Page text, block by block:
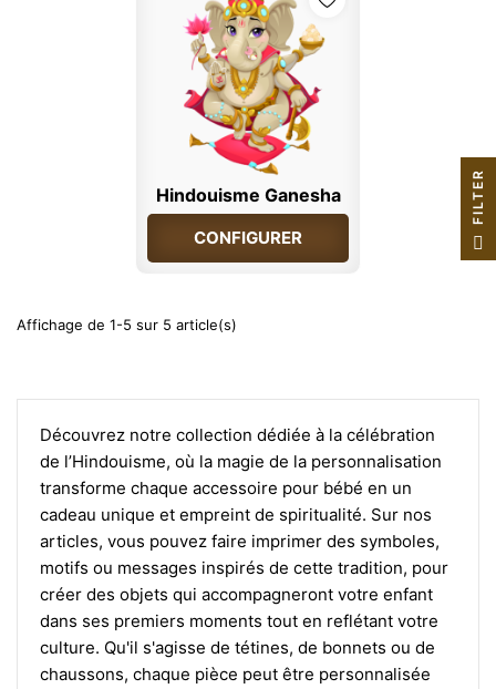
Hindouisme Ganesha
CONFIGURER
Affichage de 1-5 sur 5 article(s)
Découvrez notre collection dédiée à la célébration
de l’Hindouisme, où la magie de la personnalisation
transforme chaque accessoire pour bébé en un
cadeau unique et empreint de spiritualité. Sur nos
articles, vous pouvez faire imprimer des symboles,
motifs ou messages inspirés de cette tradition, pour
créer des objets qui accompagneront votre enfant
dans ses premiers moments tout en reflétant votre
culture. Qu'il s'agisse de tétines, de bonnets ou de
chaussons, chaque pièce peut être personnalisée
R